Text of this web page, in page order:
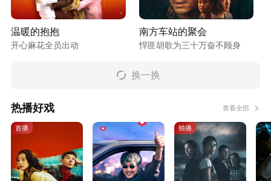
温暖的抱抱
开心麻花全员出动
南方车站的聚会
悍匪胡歌为三十万奋不顾身
换一换
热播好戏 查看全部
首播 独播